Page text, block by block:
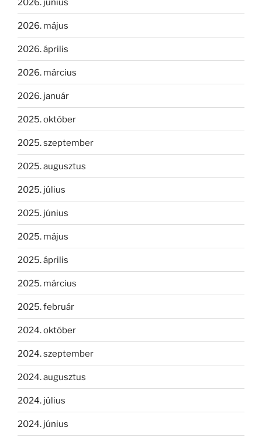
2026. május
2026. április
2026. március
2026. január
2025. október
2025. szeptember
2025. augusztus
2025. július
2025. június
2025. május
2025. április
2025. március
2025. február
2024. október
2024. szeptember
2024. augusztus
2024. július
2024. június